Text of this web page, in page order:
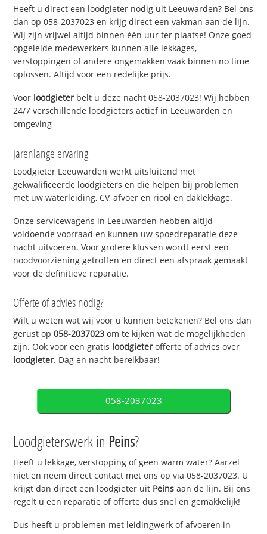
Heeft u direct een loodgieter nodig uit Leeuwarden? Bel ons
dan op 058-2037023 en krijg direct een vakman aan de lijn.
Wij zijn vrijwel altijd binnen één uur ter plaatse! Onze goed
opgeleide medewerkers kunnen alle lekkages,
verstoppingen of andere ongemakken vaak binnen no time
oplossen. Altijd voor een redelijke prijs.
Voor loodgieter belt u deze nacht 058-2037023! Wij hebben
24/7 verschillende loodgieters actief in Leeuwarden en
omgeving
Jarenlange ervaring
Loodgieter Leeuwarden werkt uitsluitend met
gekwalificeerde loodgieters en die helpen bij problemen
met uw waterleiding, CV, afvoer en riool en daklekkage.
Onze servicewagens in Leeuwarden hebben altijd
voldoende voorraad en kunnen uw spoedreparatie deze
nacht uitvoeren. Voor grotere klussen wordt eerst een
noodvoorziening getroffen en direct een afspraak gemaakt
voor de definitieve reparatie.
Offerte of advies nodig?
Wilt u weten wat wij voor u kunnen betekenen? Bel ons dan
gerust op058-2037023 om te kijken wat de mogelijkheden
zijn. Ook voor een gratis loodgieter offerte of advies over
loodgieter. Dag en nacht bereikbaar!
058-2037023
Loodgieterswerk in Peins?
Heeft u lekkage, verstopping of geen warm water? Aarzel
niet en neem direct contact met ons op via 058-2037023. U
krijgt dan direct een loodgieter uit Peins aan de lijn. Bij ons
regelt u een reparatie of offerte dus snel en gemakkelijk!
Dus heeft u problemen met leidingwerk of afvoeren in